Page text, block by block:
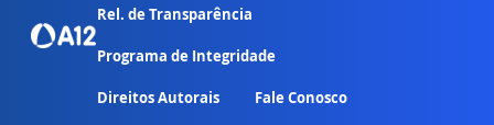
Rel. de Transparência
Programa de Integridade
Direitos Autorais Fale Conosco